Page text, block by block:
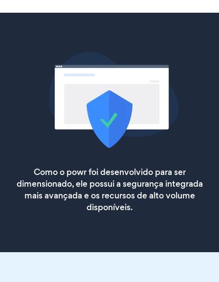
Como o powr foi desenvolvido para ser
dimensionado, ele possui a segurança integrada
mais avançada e os recursos de alto volume
disponíveis.